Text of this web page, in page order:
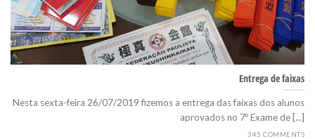
Entrega de faixas
Nesta sexta-feira 26/07/2019 fizemos a entrega das faixas dos alunos
aprovados no 7º Exame de [...]
345 COMMENTS